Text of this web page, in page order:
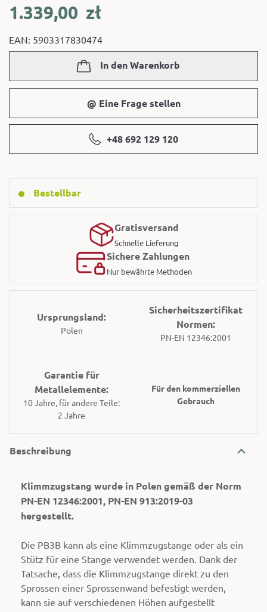
1.339,00 zł
EAN: 5903317830474
In den Warenkorb
@ Eine Frage stellen
+48 692 129 120
Bestellbar
Gratisversand
Schnelle Lieferung
Sichere Zahlungen
Nur bewährte Methoden
Ursprungsland:
Polen
Sicherheitszertifikat
Normen:
PN-EN 12346:2001
Garantie für
Metallelemente:
10 Jahre, für andere Teile:
2 Jahre
Für den kommerziellen
Gebrauch
Beschreibung
Klimmzugstang wurde in Polen gemäß der Norm
PN-EN 12346:2001, PN-EN 913:2019-03
hergestellt.
Die PB3B kann als eine Klimmzugstange oder als ein
Stütz für eine Stange verwendet werden. Dank der
Tatsache, dass die Klimmzugstange direkt zu den
Sprossen einer Sprossenwand befestigt werden,
kann sie auf verschiedenen Höhen aufgestellt